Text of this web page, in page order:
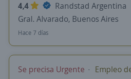
4,4
Randstad Argentina
Gral. Alvarado, Buenos Aires
Hace 7 días
Se precisa Urgente Empleo